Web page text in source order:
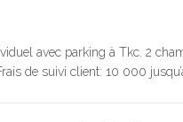
avec parking à Tkc. 2
de suivi client: 10 000